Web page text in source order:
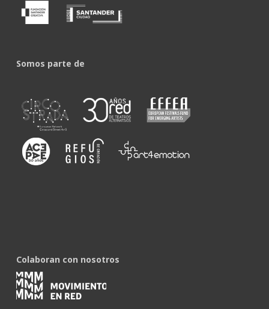
Somos parte de
Colaboran con nosotros